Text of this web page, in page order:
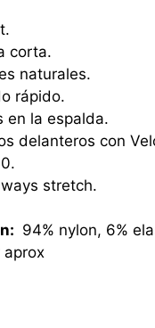
corta.
naturales.
rápido.
en la espalda.
delanteros con
stretch.
94% nylon, 6%
aprox